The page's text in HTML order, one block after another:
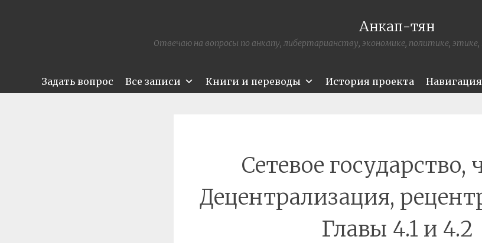
Анкап-тян
Отвечаю на вопросы по анкапу, либертарианству, экономике, политике,
Задать вопрос Все записи Книги и переводы История проекта Навигация
Сетевое государство,
Децентрализация,
Главы 4.1 и 4.2